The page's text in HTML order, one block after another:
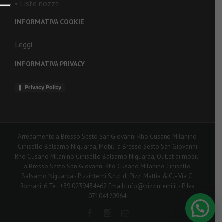
• Liste nozze
INFORMATIVA COOKIE
Leggi
INFORMATIVA PRIVACY
Privacy Policy
Arredamento a Bresso Sesto San Giovanni Rho Cusano Milanino
Cinisello Balsamo Niguarda, Mobili a Bresso Sesto San Giovanni
Rho Cusano Milanino Cinisello Balsamo Niguarda, Outlet di mobili
a Bresso Sesto San Giovanni Rho Cusano Milanino Cinisello
Balsamo Niguarda - Pizzinterni S.n.c. di Pizzi Mattia & C. - Via C.
Romani, 6 Tel. +39 0239434462 Email: info@pizzinterni.it - P. Iva
07104120964